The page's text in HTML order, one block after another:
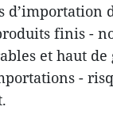
d’importation
finis -
et haut de
-